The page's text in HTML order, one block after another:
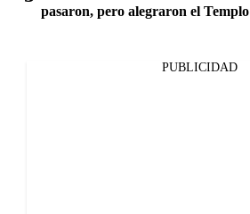
pasaron, pero alegraron el Templo
PUBLICIDAD